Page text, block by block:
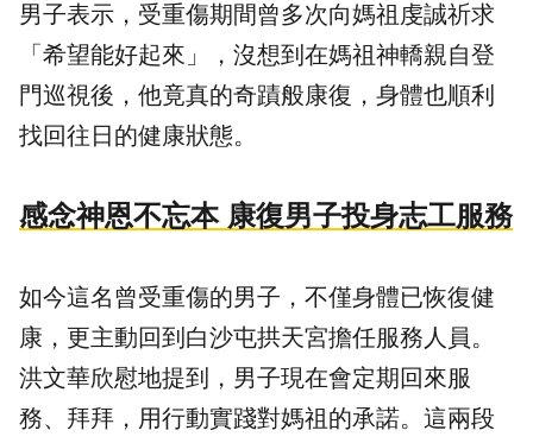
男子表示，受重傷期間曾多次向媽祖虔誠祈求
「希望能好起來」，沒想到在媽祖神轎親自登
門巡視後，他竟真的奇蹟般康復，身體也順利
找回往日的健康狀態。
感念神恩不忘本 康復男子投身志工服務
如今這名曾受重傷的男子，不僅身體已恢復健
康，更主動回到白沙屯拱天宮擔任服務人員。
洪文華欣慰地提到，男子現在會定期回來服
務、拜拜，用行動實踐對媽祖的承諾。這兩段